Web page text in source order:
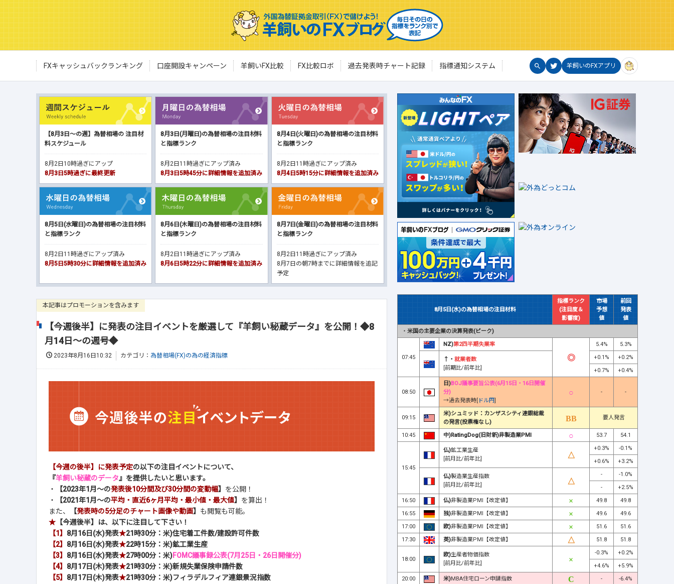
FXキャッシュバックランキング 口座開設キャンペーン 羊飼いFX比較 FX比較ロボ 過去発表時チャート記録 指標通知システム 羊飼いのFXアプリ
【8月3日～の週】為替相場の 注目材
料スケジュール
8月2日10時過ぎにアップ
8月3日5時過ぎに最終更新
8月3日(月曜日)の為替相場の注目材料
と指標ランク
8月2日11時過ぎにアップ済み
8月3日5時45分に詳細情報を追加済み
8月4日(火曜日)の為替相場の注目材料
と指標ランク
8月2日11時過ぎにアップ済み
8月4日5時15分に詳細情報を追加済み
8月5日(水曜日)の為替相場の注目材料
と指標ランク
8月2日11時過ぎにアップ済み
8月5日5時30分に詳細情報を追加済み
8月6日(木曜日)の為替相場の注目材料
と指標ランク
8月2日11時過ぎにアップ済み
8月6日5時22分に詳細情報を追加済み
8月7日(金曜日)の為替相場の注目材料
と指標ランク
8月2日11時過ぎにアップ済み
8月7日の朝7時までに詳細情報を追記
予定
本記事はプロモーションを含みます
【今週後半】に発表の注目イベントを厳選して『羊飼い秘蔵データ』を公開！◆8
月14日～の週号◆
2023年8月16日10:32 カテゴリ： 為替相場(FX)の為の経済指標
【今週の後半】に発表予定の以下の注目イベントについて、
『羊飼い秘蔵のデータ』を提供したいと思います。
・
【2023年1月～の発表後10分間及び30分間の変動幅】 を公開！
・
【2021年1月～の平均・直近6ヶ月平均・最小値・最大値】 を算出！
また、
【発表時の5分足のチャート画像や動画】 も閲覧も可能。
★ 【今週後半】は、以下に注目して下さい！
【1】 8月16日(水)発表★21時30分：米)住宅着工件数/建設許可件数
【2】 8月16日(水)発表★22時15分：米)鉱工業生産
【3】 8月16日(水)発表★27時00分：米)FOMC議事録公表(7月25日・26日開催分)
【4】 8月17日(木)発表★21時30分：米)新規失業保険申請件数
【5】 8月17日(木)発表★21時30分：米)フィラデルフィア連銀景況指数
8月5日(水)の為替相場の注目材料
指標ランク
(注目度＆
影響度)
市場
予想
値
前回
発表
値
・ 米国の主要企業の決算発表(ピーク)
07:45
NZ)第2四半期失業率 5.4% 5.3%
↑・ 就業者数
[前期比/前年比]
+0.1%
+0.2%
+0.7%
+0.4%
08:50
日)BOJ議事要旨公表(6月15日・16日開催
分)
→過去発表時[ ドル円]
- -
09:15
米)シュミッド：カンザスシティ連銀総裁
の発言(投票権なし)
要人発言
10:45 中)RatingDog(旧財新)非製造業PMI 53.7 54.1
15:45
仏)鉱工業生産
[前月比/前年比]
+0.3%
-0.1%
+0.6%
+3.2%
仏)製造業生産指数
[前月比/前年比]
-
-1.0%
-
+2.5%
16:50
仏)非製造業PMI【改定値】 49.8
49.8
16:55
独)非製造業PMI【改定値】 49.6
49.6
17:00
欧)非製造業PMI【改定値】 51.6
51.6
17:30
英)非製造業PMI【改定値】 51.8 51.8
18:00
欧)生産者物価指数
[前月比/前年比]
-0.3%
+0.2%
+4.6%
+5.9%
20:00
米)MBA住宅ローン申請指数 - -6.4%